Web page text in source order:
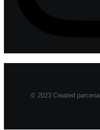
© 2023 Created parceria